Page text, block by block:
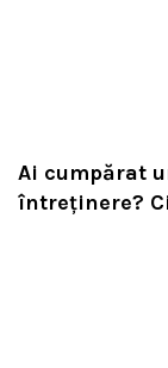
Ai cumpărat
întreținere?